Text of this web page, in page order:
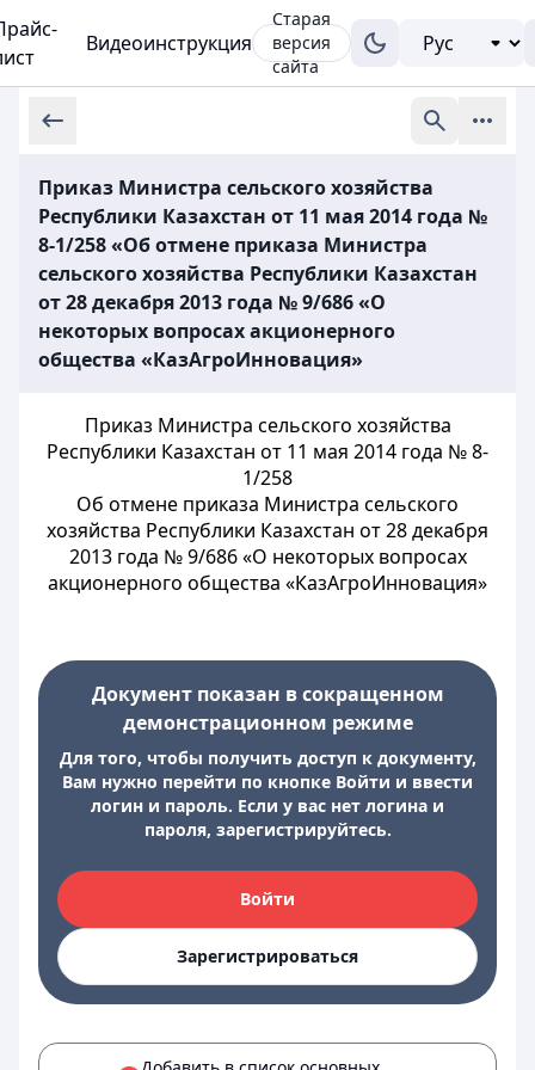
Видеоинструкция
Старая
версия
сайта
Приказ Министра сельского хозяйства
Республики Казахстан от 11 мая 2014 года №
8-1/258 «Об отмене приказа Министра
сельского хозяйства Республики Казахстан
от 28 декабря 2013 года № 9/686 «О
некоторых вопросах акционерного
общества «КазАгроИнновация»
Приказ Министра сельского хозяйства
Республики Казахстан от 11 мая 2014 года № 8-
1/258
Об отмене приказа Министра сельского
хозяйства Республики Казахстан от 28 декабря
2013 года № 9/686 «О некоторых вопросах
акционерного общества «КазАгроИнновация»
Документ показан в сокращенном
демонстрационном режиме
Для того, чтобы получить доступ к документу,
Вам нужно перейти по кнопке Войти и ввести
логин и пароль. Если у вас нет логина и
пароля, зарегистрируйтесь.
Войти
Зарегистрироваться